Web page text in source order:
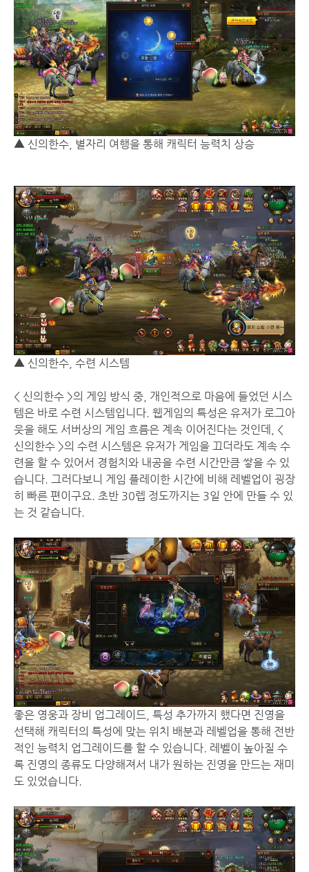
▲ 신의한수, 별자리 여행을 통해 캐릭터 능력치 상승
▲ 신의한수, 수련 시스템
< 신의한수 >의 게임 방식 중, 개인적으로 마음에 들었던 시스
템은 바로 수련 시스템입니다. 웹게임의 특성은 유저가 로그아
웃을 해도 서버상의 게임 흐름은 계속 이어진다는 것인데, <
신의한수 >의 수련 시스템은 유저가 게임을 끄더라도 계속 수
련을 할 수 있어서 경험치와 내공을 수련 시간만큼 쌓을 수 있
습니다. 그러다보니 게임 플레이한 시간에 비해 레벨업이 굉장
히 빠른 편이구요. 초반 30렙 정도까지는 3일 안에 만들 수 있
는 것 같습니다.
좋은 영웅과 장비 업그레이드, 특성 추가까지 했다면 진영을
선택해 캐릭터의 특성에 맞는 위치 배분과 레벨업을 통해 전반
적인 능력치 업그레이드를 할 수 있습니다. 레벨이 높아질 수
록 진영의 종류도 다양해져서 내가 원하는 진영을 만드는 재미
도 있었습니다.